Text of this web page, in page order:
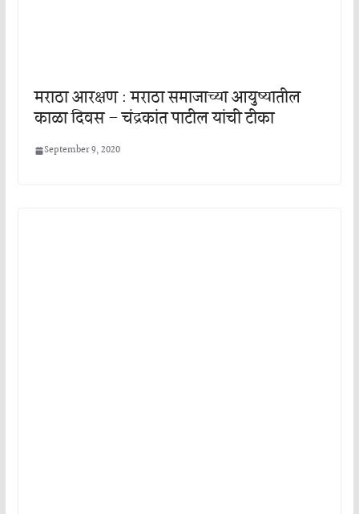
मराठा आरक्षण : मराठा समाजाच्या आयुष्यातील
काळा दिवस – चंद्रकांत पाटील यांची टीका
September 9, 2020